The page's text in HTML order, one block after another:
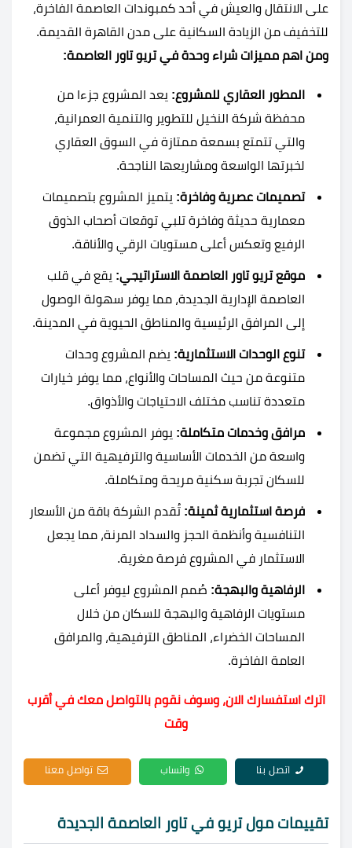
على الانتقال والعيش في أحد كمبوندات العاصمة الفاخرة،
للتخفيف من الزيادة السكانية على مدن القاهرة القديمة.
ومن اهم مميزات شراء وحدة في تريو تاور العاصمة:
المطور العقاري للمشروع: يعد المشروع جزءا من
محفظة شركة النخيل للتطوير والتنمية العمرانية،
والتي تتمتع بسمعة ممتازة في السوق العقاري
لخبرتها الواسعة ومشاريعها الناجحة.
تصميمات عصرية وفاخرة: يتميز المشروع بتصميمات
معمارية حديثة وفاخرة تلبي توقعات أصحاب الذوق
الرفيع وتعكس أعلى مستويات الرقي والأناقة.
موقع تريو تاور العاصمة الاستراتيجي: يقع في قلب
العاصمة الإدارية الجديدة، مما يوفر سهولة الوصول
إلى المرافق الرئيسية والمناطق الحيوية في المدينة.
تنوع الوحدات الاستثمارية: يضم المشروع وحدات
متنوعة من حيث المساحات والأنواع، مما يوفر خيارات
متعددة تناسب مختلف الاحتياجات والأذواق.
مرافق وخدمات متكاملة: يوفر المشروع مجموعة
واسعة من الخدمات الأساسية والترفيهية التي تضمن
للسكان تجربة سكنية مريحة ومتكاملة.
فرصة استثمارية ثمينة: تُقدم الشركة باقة من الأسعار
التنافسية وأنظمة الحجز والسداد المرنة، مما يجعل
الاستثمار في المشروع فرصة مغرية.
الرفاهية والبهجة: صُمم المشروع ليوفر أعلى
مستويات الرفاهية والبهجة للسكان من خلال
المساحات الخضراء، المناطق الترفيهية، والمرافق
العامة الفاخرة.
اترك استفسارك الان، وسوف نقوم بالتواصل معك في أقرب
وقت
اتصل بنا واتساب تواصل معنا
تقييمات مول تريو في تاور العاصمة الجديدة